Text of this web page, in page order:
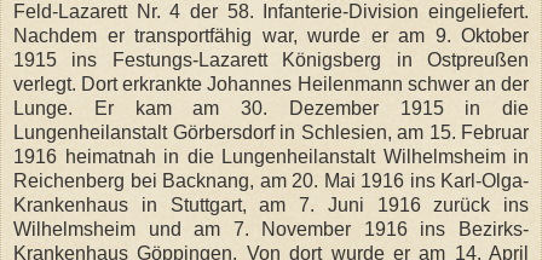
Feld-Lazarett Nr. 4 der 58. Infanterie-Division eingeliefert.
Nachdem er transportfähig war, wurde er am 9. Oktober
1915 ins Festungs-Lazarett Königsberg in Ostpreußen
verlegt. Dort erkrankte Johannes Heilenmann schwer an der
Lunge. Er kam am 30. Dezember 1915 in die
Lungenheilanstalt Görbersdorf in Schlesien, am 15. Februar
1916 heimatnah in die Lungenheilanstalt Wilhelmsheim in
Reichenberg bei Backnang, am 20. Mai 1916 ins Karl-Olga-
Krankenhaus in Stuttgart, am 7. Juni 1916 zurück ins
Wilhelmsheim und am 7. November 1916 ins Bezirks-
Krankenhaus Göppingen. Von dort wurde er am 14. April